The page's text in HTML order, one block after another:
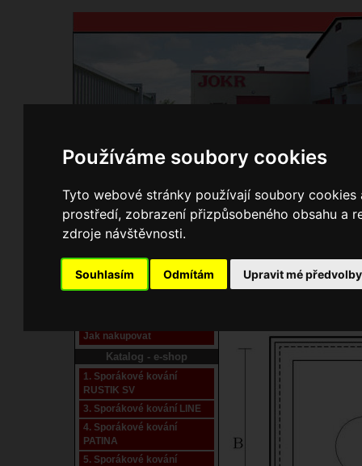
Používáme soubory cookies
Tyto webové stránky používají soubory
prostředí, zobrazení přizpůsobeného obsahu a
zdroje návštěvnosti.
Souhlasím Odmítám Upravit mé předvolby
Domů Kontakty Přihlášení Ke
Pracoviště laser
Nové pracoviště firmy
Jak nakupovat
Katalog - e-shop
1. Sporákové kování
RUSTIK SV
3. Sporákové kování LINE
4. Sporákové kování
PATINA
5. Sporákové kování
E-shop JOKR
02150392